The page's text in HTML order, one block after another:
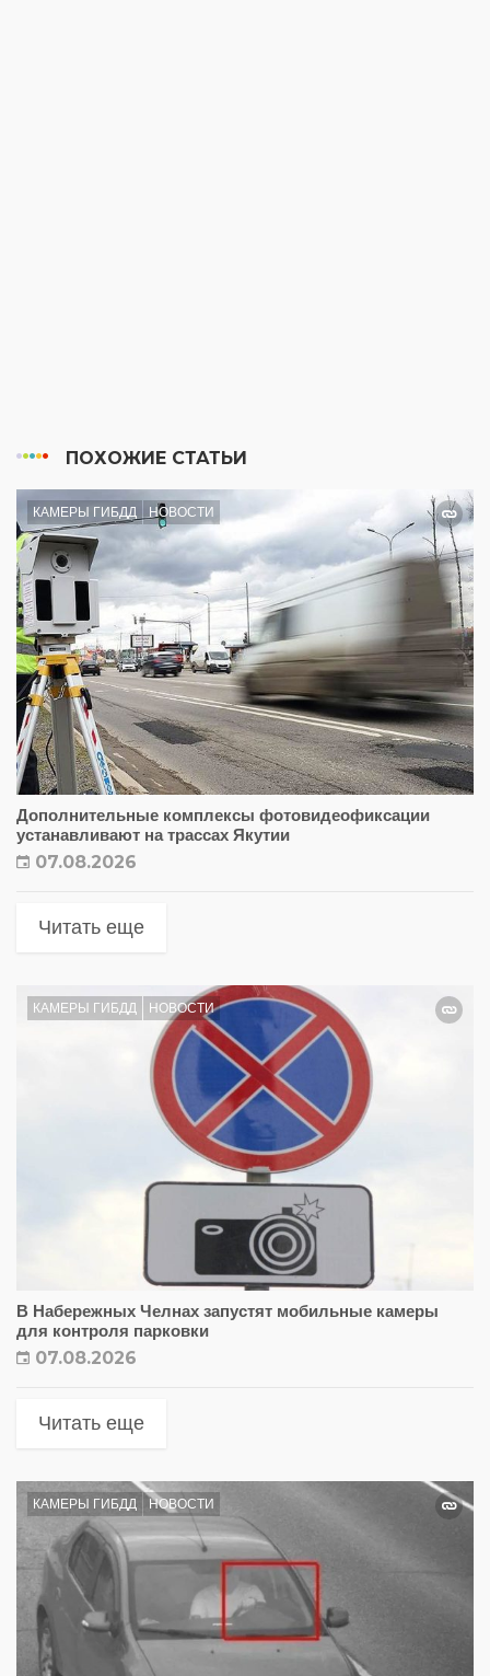
ПОХОЖИЕ СТАТЬИ
КАМЕРЫ ГИБДД НОВОСТИ
Дополнительные комплексы фотовидеофиксации
устанавливают на трассах Якутии
07.08.2026
Читать еще
КАМЕРЫ ГИБДД НОВОСТИ
В Набережных Челнах запустят мобильные камеры
для контроля парковки
07.08.2026
Читать еще
КАМЕРЫ ГИБДД НОВОСТИ